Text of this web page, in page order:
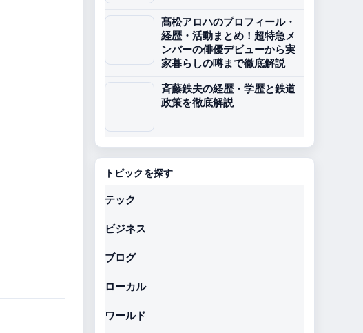
髙松アロハのプロフィール・
経歴・活動まとめ！超特急メ
ンバーの俳優デビューから実
家暮らしの噂まで徹底解説
斉藤鉄夫の経歴・学歴と鉄道
政策を徹底解説
トピックを探す
テック
ビジネス
ブログ
ローカル
ワールド